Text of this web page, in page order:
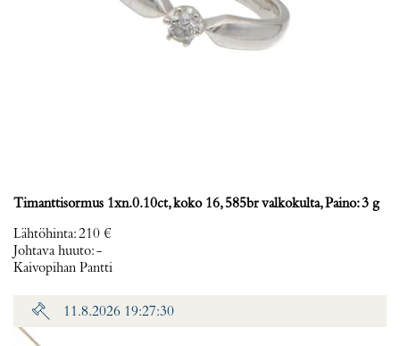
Timanttisormus 1xn.0.10ct, koko 16, 585br valkokulta, Paino: 3 g
Lähtöhinta:210 €
Johtava huuto:-
Kaivopihan Pantti
11.8.2026 19:27:30